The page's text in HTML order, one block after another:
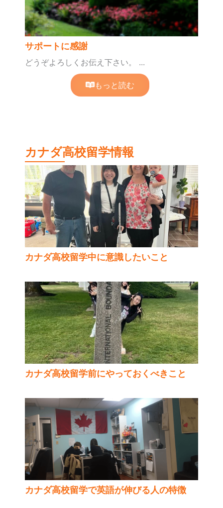
サポートに感謝
どうぞよろしくお伝え下さい。 ...
もっと読む
カナダ高校留学情報
カナダ高校留学中に意識したいこと
カナダ高校留学前にやっておくべきこと
カナダ高校留学で英語が伸びる人の特徴